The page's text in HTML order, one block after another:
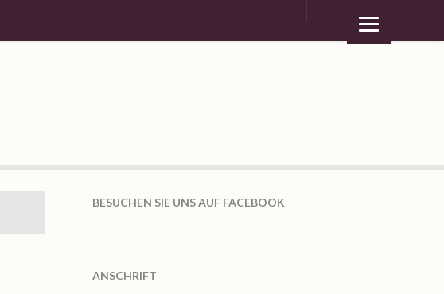
BESUCHEN SIE UNS AUF FACEBOOK
ANSCHRIFT